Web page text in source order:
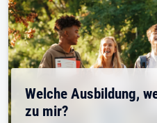
Welche Ausbildung,
zu mir?